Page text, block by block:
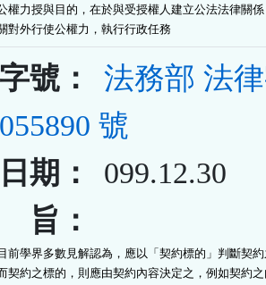
權力授與目的，在於與受授權人建立公法法律關
對外行使公權力，執行行政任務
號：
法務部 法
號
期：
099.12.30
：
前學界多數見解認為，應以「契約標的」判斷契
契約之標的，則應由契約內容決定之，例如契約